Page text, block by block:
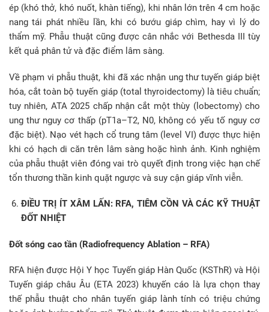
ép (khó thở, khó nuốt, khàn tiếng), khi nhân lớn trên 4 cm hoặc
nang tái phát nhiều lần, khi có bướu giáp chìm, hay vì lý do
thẩm mỹ. Phẫu thuật cũng được cân nhắc với Bethesda III tùy
kết quả phân tử và đặc điểm lâm sàng.
Về phạm vi phẫu thuật, khi đã xác nhận ung thư tuyến giáp biệt
hóa, cắt toàn bộ tuyến giáp (total thyroidectomy) là tiêu chuẩn;
tuy nhiên, ATA 2025 chấp nhận cắt một thùy (lobectomy) cho
ung thư nguy cơ thấp (pT1a–T2, N0, không có yếu tố nguy cơ
đặc biệt). Nạo vét hạch cổ trung tâm (level VI) được thực hiện
khi có hạch di căn trên lâm sàng hoặc hình ảnh. Kinh nghiệm
của phẫu thuật viên đóng vai trò quyết định trong việc hạn chế
tổn thương thần kinh quặt ngược và suy cận giáp vĩnh viễn.
ĐIỀU TRỊ ÍT XÂM LẤN: RFA, TIÊM CỒN VÀ CÁC KỸ THUẬT
ĐỐT NHIỆT
Đốt sóng cao tần (Radiofrequency Ablation – RFA)
RFA hiện được Hội Y học Tuyến giáp Hàn Quốc (KSThR) và Hội
Tuyến giáp châu Âu (ETA 2023) khuyến cáo là lựa chọn thay
thế phẫu thuật cho nhân tuyến giáp lành tính có triệu chứng